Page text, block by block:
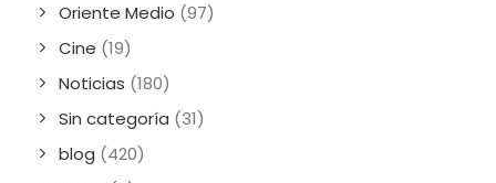
Oriente Medio (97)
Cine (19)
Noticias (180)
Sin categoría (31)
blog (420)